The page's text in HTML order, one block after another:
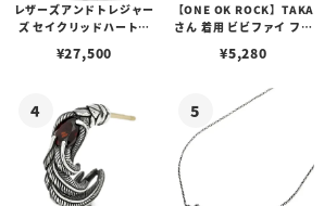
レザーズアンドトレジャー
ズ セイクリッドハートピ
¥27,500
【ONE OK ROCK】TAKA
さん 着用 ビビファイ フー
¥5,280